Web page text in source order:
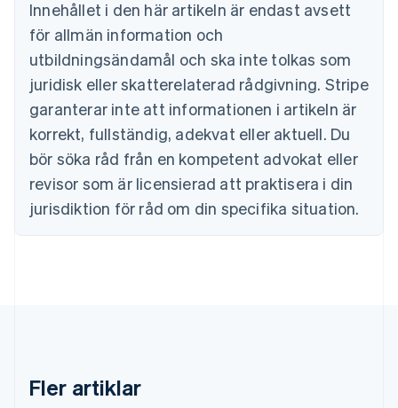
Innehållet i den här artikeln är endast avsett
för allmän information och
utbildningsändamål och ska inte tolkas som
juridisk eller skatterelaterad rådgivning. Stripe
garanterar inte att informationen i artikeln är
korrekt, fullständig, adekvat eller aktuell. Du
bör söka råd från en kompetent advokat eller
revisor som är licensierad att praktisera i din
jurisdiktion för råd om din specifika situation.
Fler artiklar
PortuguêsEnglish
Bulgarien
English
Cypern
Danmark
English
Estland
English
Fastlandskina
简体中文English
EnglishSvenska
Frankrike
Hongkong SAR, Kina
English 简体中文